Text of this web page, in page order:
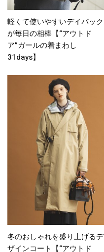
軽くて使いやすいデイパック
が毎日の相棒【“アウトド
ア”ガールの着まわし
31days】
冬のおしゃれを盛り上げるデ
ザインコート【“アウトド